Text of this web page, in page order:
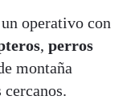
operativo con
, perros
montaña